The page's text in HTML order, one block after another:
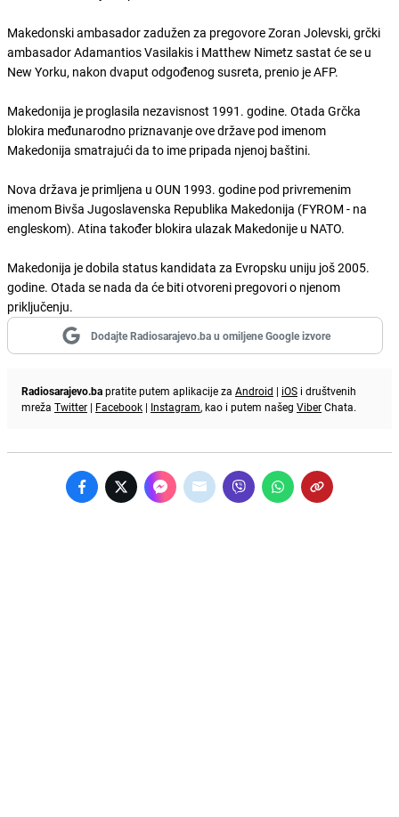
Makedonski ambasador zadužen za pregovore Zoran Jolevski, grčki
ambasador Adamantios Vasilakis i Matthew Nimetz sastat će se u
New Yorku, nakon dvaput odgođenog susreta, prenio je AFP.
Makedonija je proglasila nezavisnost 1991. godine. Otada Grčka
blokira međunarodno priznavanje ove države pod imenom
Makedonija smatrajući da to ime pripada njenoj baštini.
Nova država je primljena u OUN 1993. godine pod privremenim
imenom Bivša Jugoslavenska Republika Makedonija (FYROM - na
engleskom). Atina također blokira ulazak Makedonije u NATO.
Makedonija je dobila status kandidata za Evropsku uniju još 2005.
godine. Otada se nada da će biti otvoreni pregovori o njenom
priključenju.
Dodajte Radiosarajevo.ba u omiljene Google izvore
Radiosarajevo.bapratite putem aplikacije za Android | iOS i društvenih
mreža Twitter | Facebook | Instagram, kao i putem našeg ViberChata.